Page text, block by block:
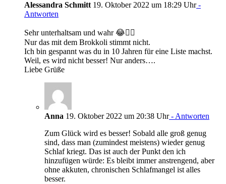
Alessandra Schmitt 19. Oktober 2022 um 18:29 Uhr-
Antworten
Sehr unterhaltsam und wahr 😂👍🏼
Nur das mit dem Brokkoli stimmt nicht.
Ich bin gespannt was du in 10 Jahren für eine Liste machst.
Weil, es wird nicht besser! Nur anders….
Liebe Grüße
Anna 19. Oktober 2022 um 20:38 Uhr- Antworten
Zum Glück wird es besser! Sobald alle groß genug
sind, dass man (zumindest meistens) wieder genug
Schlaf kriegt. Das ist auch der Punkt den ich
hinzufügen würde: Es bleibt immer anstrengend, aber
ohne akkuten, chronischen Schlafmangel ist alles
besser.